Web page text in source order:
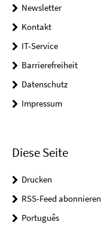
Newsletter
Kontakt
IT-Service
Barrierefreiheit
Datenschutz
Impressum
Diese Seite
Drucken
RSS-Feed abonnieren
Português